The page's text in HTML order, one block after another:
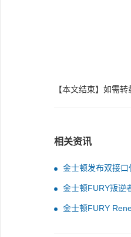
【本文结束】如需
相关资讯
金士顿发布双接
金士顿FURY叛逆
14.8GB/s、至少7000
金士顿FURY